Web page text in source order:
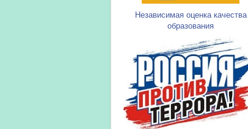
Независимая оценка качества
образования